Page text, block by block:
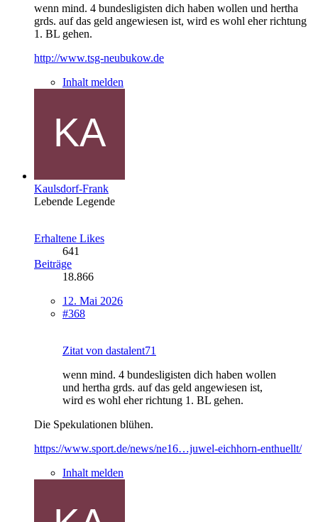
wenn mind. 4 bundesligisten dich haben wollen und hertha
grds. auf das geld angewiesen ist, wird es wohl eher richtung
1. BL gehen.
http://www.tsg-neubukow.de
Inhalt melden
Kaulsdorf-Frank
Lebende Legende
Erhaltene Likes
641
Beiträge
18.866
12. Mai 2026
#368
Zitat von dastalent71
wenn mind. 4 bundesligisten dich haben wollen
und hertha grds. auf das geld angewiesen ist,
wird es wohl eher richtung 1. BL gehen.
Die Spekulationen blühen.
https://www.sport.de/news/ne16…juwel-eichhorn-enthuellt/
Inhalt melden